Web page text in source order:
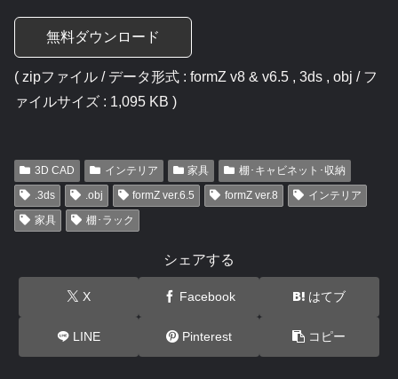
無料ダウンロード
( zipファイル / データ形式 : formZ v8 & v6.5 , 3ds , obj / フ
ァイルサイズ : 1,095 KB )
3D CAD インテリア 家具
棚･キャビネット･収納
.3ds
.obj formZ ver.6.5 formZ ver.8
インテリア
家具
棚･ラック
シェアする
X Facebook はてブ
LINE Pinterest コピー